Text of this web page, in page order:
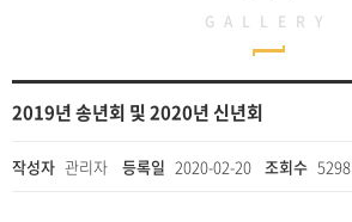
GALLERY
2019년 송년회 및 2020년 신년회
작성자 관리자 등록일 2020-02-20 조회수 5298